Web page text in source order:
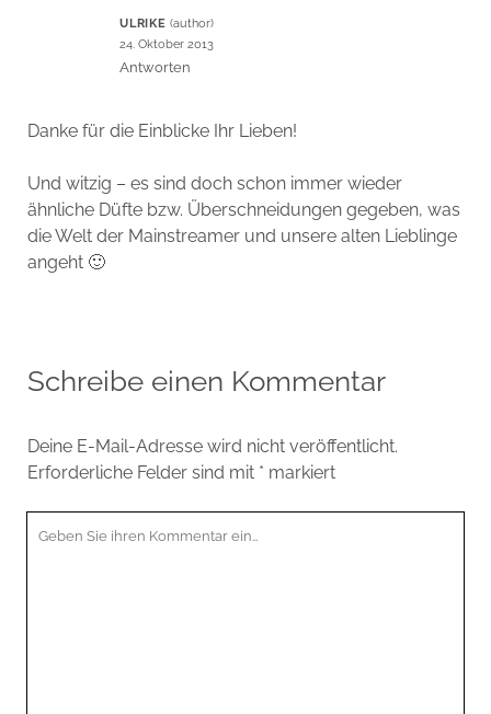
ULRIKE
24. Oktober 2013
Antworten
Danke für die Einblicke Ihr Lieben!
Und witzig – es sind doch schon immer wieder
ähnliche Düfte bzw. Überschneidungen gegeben, was
die Welt der Mainstreamer und unsere alten Lieblinge
angeht 🙂
Schreibe einen Kommentar
Deine E-Mail-Adresse wird nicht veröffentlicht.
Erforderliche Felder sind mit * markiert